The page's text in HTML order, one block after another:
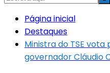
Página inicial
Destaques
Ministra do TSE
governador Cláudio